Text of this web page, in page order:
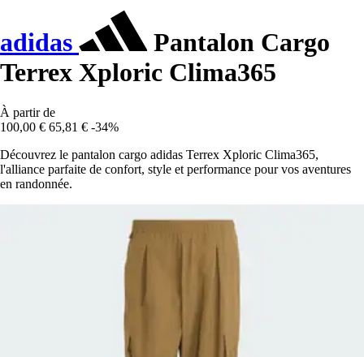
adidas
Pantalon Cargo
Terrex Xploric Clima365
À partir de
100,00 € 65,81 € -34%
Découvrez le pantalon cargo adidas Terrex Xploric Clima365,
l'alliance parfaite de confort, style et performance pour vos aventures
en randonnée.